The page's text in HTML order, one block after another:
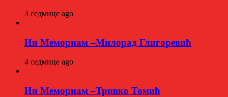
3 седмице ago
Ин Мемориам –Милорад Глигоревић
4 седмице ago
Ин Мемориам –Тривко Томић